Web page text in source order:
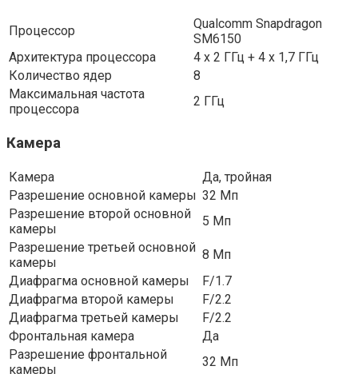
Процессор
Qualcomm Snapdragon
SM6150
Архитектура процессора
4 x 2 ГГц + 4 x 1,7 ГГц
Количество ядер
8
Максимальная частота
процессора
2 ГГц
Камера
Камера
Да, тройная
Разрешение основной камеры 32 Мп
Разрешение второй основной
камеры
5 Мп
Разрешение третьей основной
камеры
8 Мп
Диафрагма основной камеры
F/1.7
Диафрагма второй камеры
F/2.2
Диафрагма третьей камеры
F/2.2
Фронтальная камера
Да
Разрешение фронтальной
камеры
32 Мп